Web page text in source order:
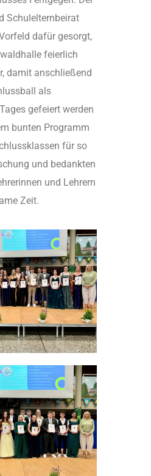
Schulelternbeirat
dafür gesorgt,
feierlich
damit anschließend
als
gefeiert werden
bunten Programm
für so
und bedankten
und Lehrern
Zeit.